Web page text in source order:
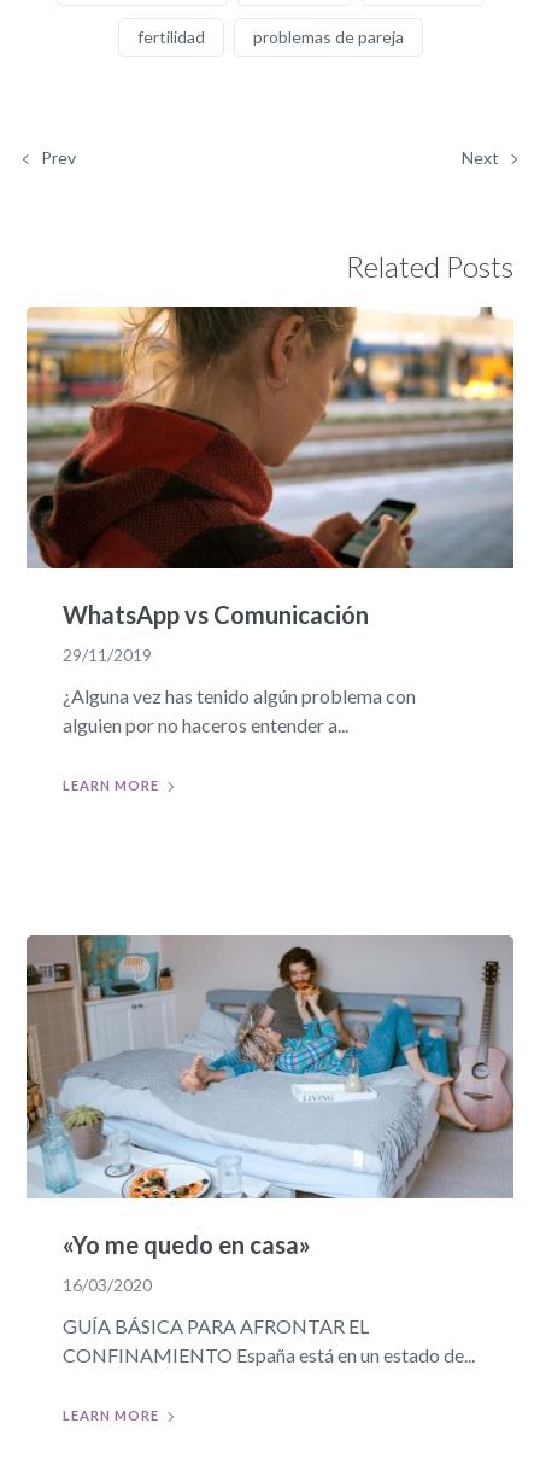
fertilidad problemas de pareja
Prev Next
Related Posts
WhatsApp vs Comunicación
29/11/2019
¿Alguna vez has tenido algún problema con
alguien por no haceros entender a...
LEARN MORE
«Yo me quedo en casa»
16/03/2020
GUÍA BÁSICA PARA AFRONTAR EL
CONFINAMIENTO España está en un estado de...
LEARN MORE